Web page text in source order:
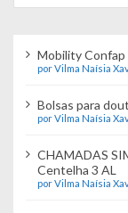
Mobility
por Vilma Naísia
Bolsas para
por Vilma Naísia
CHAMADAS
Centelha 3 AL
por Vilma Naísia